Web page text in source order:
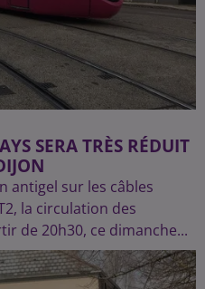
SERA TRÈS RÉDUIT
antigel sur les câbles
la circulation des
de 20h30, ce dimanche...